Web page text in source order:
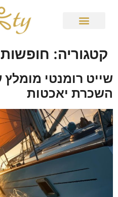
קטגוריה: חופשות
שייט רומנטי
השכרת יאכטות